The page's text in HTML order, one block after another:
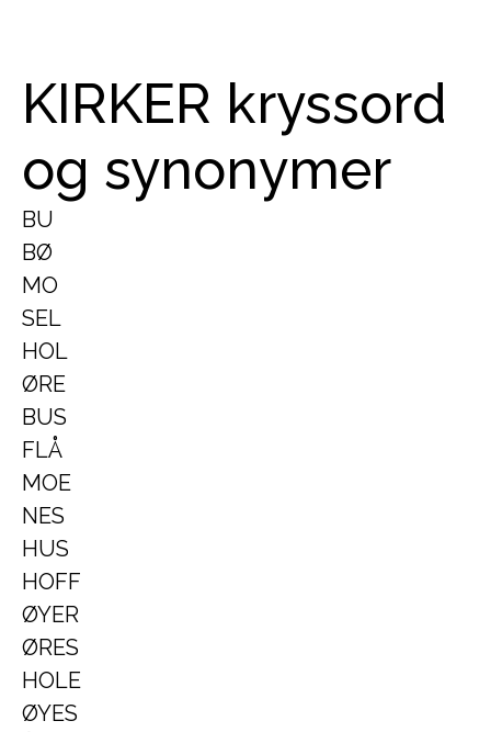
KIRKER kryssord
og synonymer
BU
BØ
MO
SEL
HOL
ØRE
BUS
FLÅ
MOE
NES
HUS
HOFF
ØYER
ØRES
HOLE
ØYES